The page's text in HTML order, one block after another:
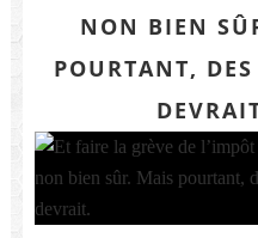
NON BIEN
POURTANT,